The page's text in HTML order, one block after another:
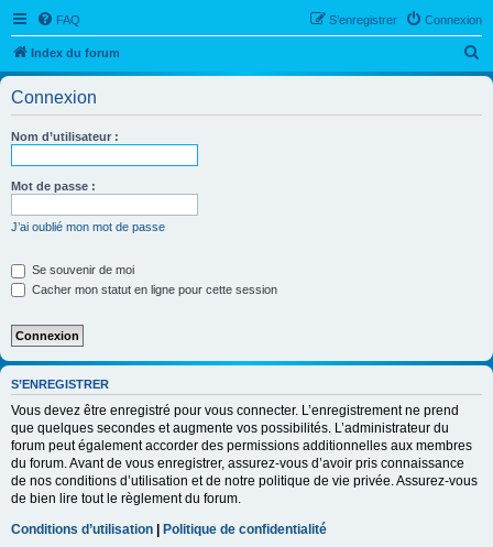
FAQ Connexion
S’enregistrer
Index du forum
e
Connexion
Nom d’utilisateur :
Mot de passe :
J’ai oublié mon mot de passe
Se souvenir de moi
Cacher mon statut en ligne pour cette session
S’ENREGISTRER
Vous devez être enregistré pour vous connecter. L’enregistrement ne prend
que quelques secondes et augmente vos possibilités. L’administrateur du
forum peut également accorder des permissions additionnelles aux membres
du forum. Avant de vous enregistrer, assurez-vous d’avoir pris connaissance
de nos conditions d’utilisation et de notre politique de vie privée. Assurez-vous
de bien lire tout le règlement du forum.
Conditions d’utilisation | Politique de confidentialité